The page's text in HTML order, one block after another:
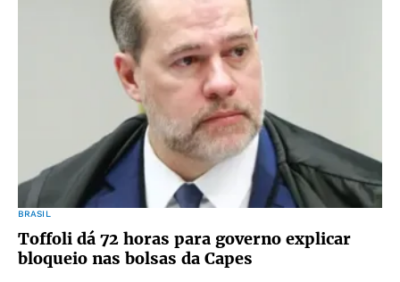
BRASIL
Toffoli dá 72 horas para governo explicar
bloqueio nas bolsas da Capes